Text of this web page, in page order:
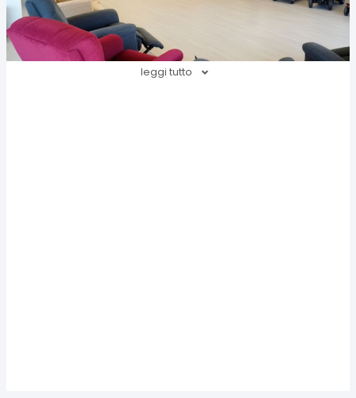
leggi tutto